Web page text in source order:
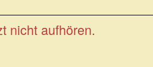
nicht aufhören.